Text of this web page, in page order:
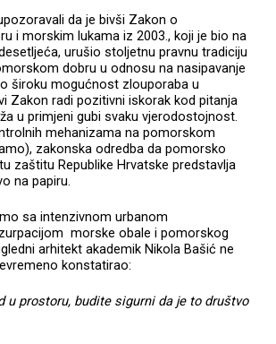
da je bivši Zakon o
i morskim lukama iz 2003., koji je bio na
urušio stoljetnu pravnu tradiciju
dobru u odnosu na nasipavanje
široku mogućnost zlouporaba u
Zakon radi pozitivni iskorak kod pitanja
u primjeni gubi svaku vjerodostojnost.
mehanizama na pomorskom
zakonska odredba da pomorsko
zaštitu Republike Hrvatske predstavlja
na papiru.
sa intenzivnom urbanom
morske obale i pomorskog
arhitekt akademik Nikola Bašić ne
konstatirao:
u prostoru, budite sigurni da je to društvo